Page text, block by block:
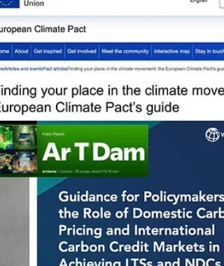
ETS - com identificação de resultados e
pontos fracos - que reforça metas
amplia investimentos e inclui novos
enquanto a International Civil Aviation
voos internacionais